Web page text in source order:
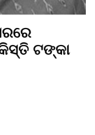
ଟଙ୍କା